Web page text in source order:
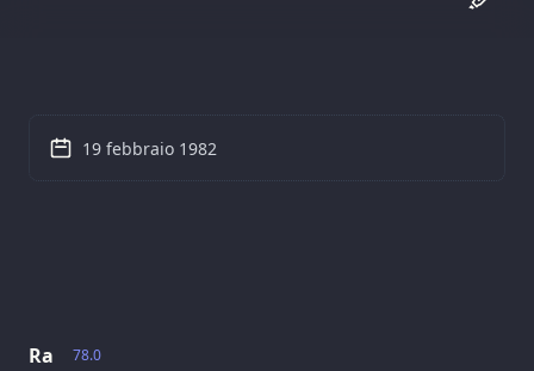
78.0
Ra
19 febbraio 1982